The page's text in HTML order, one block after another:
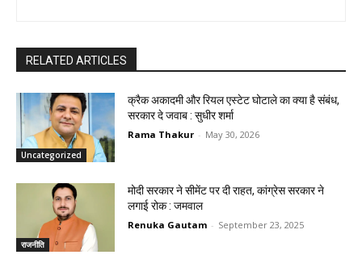
RELATED ARTICLES
Uncategorized
क्रैक अकादमी और रियल एस्टेट घोटाले का क्या है संबंध,
सरकार दे जवाब : सुधीर शर्मा
Rama Thakur - May 30, 2026
राजनीति
मोदी सरकार ने सीमेंट पर दी राहत, कांग्रेस सरकार ने
लगाई रोक : जमवाल
Renuka Gautam - September 23, 2025